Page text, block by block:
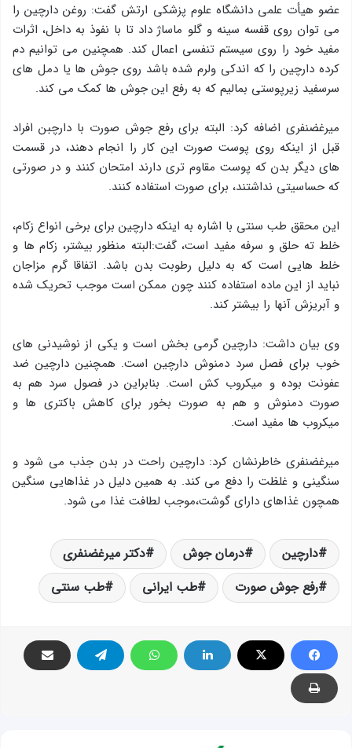
عضو هیأت علمی دانشگاه علوم پزشکی ارتش گفت: روغن دارچین را
می توان روی قفسه سینه و گلو ماساژ داد تا با نفوذ به داخل، اثرات
مفید خود را روی سیستم تنفسی اعمال کند. همچنین می توانیم دم
کرده دارچین را که اندکی ولرم شده باشد روی جوش ها یا دمل های
سرسفید زیرپوستی بمالیم که به رفع این جوش ها کمک می کند.
میرغضنفری اضافه کرد: البته برای رفع جوش صورت با دارچبن افراد
قبل از اینکه روی پوست صورت این کار را انجام دهند، در قسمت
های دیگر بدن که پوست مقاوم تری دارند امتحان کنند و در صورتی
که حساسیتی نداشتند، برای صورت استفاده کنند.
این محقق طب سنتی با اشاره به اینکه دارچین برای برخی انواع زکام،
خلط ته حلق و سرفه مفید است، گفت:البته منظور بیشتر، زکام ها و
خلط هایی است که به دلیل رطوبت بدن باشد. اتفاقا گرم مزاجان
نباید از این ماده استفاده کنند چون ممکن است موجب تحریک شده
و آبریزش آنها را بیشتر کند.
وی بیان داشت: دارچین گرمی بخش است و یکی از نوشیدنی های
خوب برای فصل سرد دمنوش دارچین است. همچنین دارچین ضد
عفونت بوده و میکروب کش است. بنابراین در فصول سرد هم به
صورت دمنوش و هم به صورت بخور برای کاهش باکتری ها و
میکروب ها مفید است.
میرغضنفری خاطرنشان کرد: دارچین راحت در بدن جذب می شود و
سنگینی و غلظت را دفع می کند. به همین دلیل در غذاهایی سنگین
همچون غذاهای دارای گوشت،موجب لطافت غذا می شود.
دارچین درمان جوش
دکتر میرغضنفری
رفع جوش صورت
طب ایرانی طب سنتی